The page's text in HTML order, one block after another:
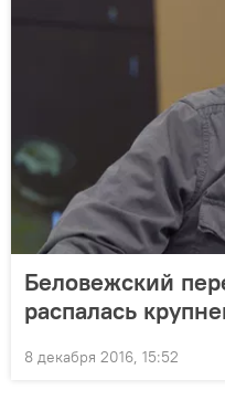
Беловежский
распалась
8 декабря 2016, 15:52